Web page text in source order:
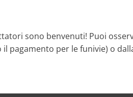
sono benvenuti! Puoi
pagamento per le funivie) o